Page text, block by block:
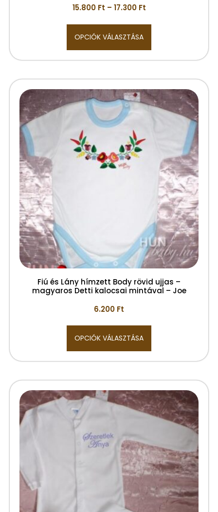
15.800 Ft – 17.300 Ft
OPCIÓK VÁLASZTÁSA
Fiú és Lány hímzett Body rövid ujjas –
magyaros Detti kalocsai mintával – Joe
6.200 Ft
OPCIÓK VÁLASZTÁSA